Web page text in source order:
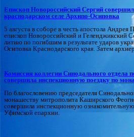
Епископ Новороссийский Сергий
краснодарском селе Архипо-Осиповка
5 августа в соборе в честь апостола Андрея
епископ Новороссийский и Геленджикский
литию по погибшим в результате ударов
Осиповка Краснодарского края. Затем
Комиссия коллегии Синодального отдела
совершила инспекционную поездку по
По благословению председателя
монашеству митрополита Каширского
совершила инспекционную
Уфимской епархии.